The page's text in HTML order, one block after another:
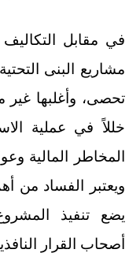
في مقابل التكاليف
مشاريع البنى
تحصى، وأغلبها
خللاً في عملية
المخاطر المالية
ويعتبر الفساد من
يضع تنفيذ
أصحاب القرار